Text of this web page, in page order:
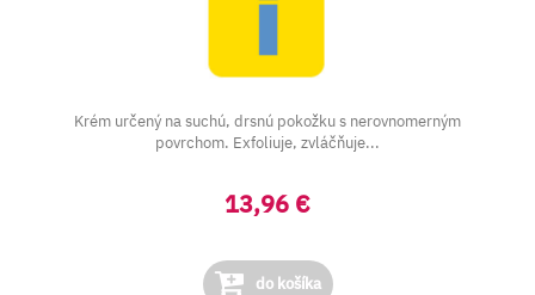
Krém určený na suchú, drsnú pokožku s nerovnomerným
povrchom. Exfoliuje, zvláčňuje...
13,96 €
do košíka